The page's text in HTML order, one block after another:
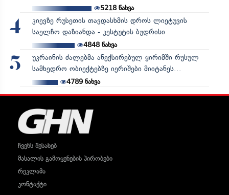
5218ნახვა
4
კიევზე რუსეთის თავდასხმის დროს ლიეტუვის
საელჩო დაზიანდა - კესტუტის ბუდრისი
4848ნახვა
5
უკრაინის ძალებმა ანექსირებულ ყირიმში რუსულ
სამხედრო ობიექტებზე იერიშები მიიტანეს...
4789ნახვა
ჩვენს შესახებ
მასალის გამოყენების პირობები
რეკლამა
კონტაქტი